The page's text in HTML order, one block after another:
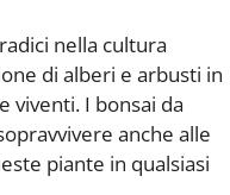
nella cultura
di alberi e arbusti in
viventi. I bonsai da
anche alle
piante in qualsiasi